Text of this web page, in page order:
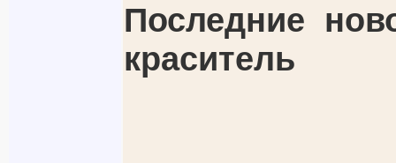
Последние
краситель